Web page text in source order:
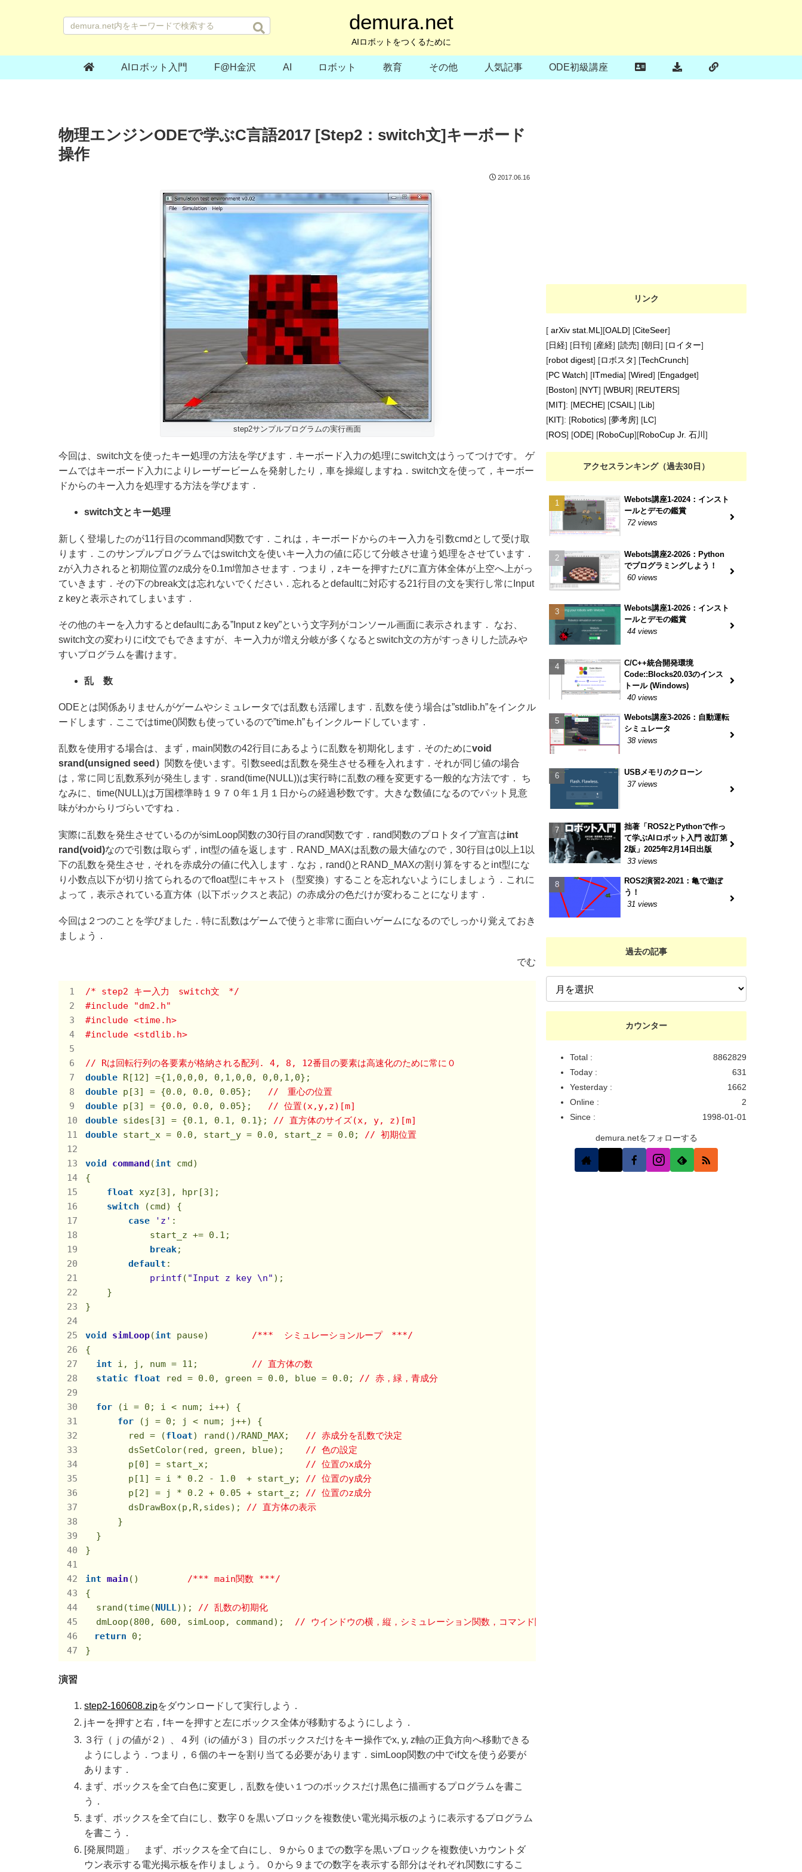
demura.net
AIロボットをつくるために
AIロボット入門 F@H金沢 AI ロボット 教育 その他 人気記事 ODE初級講座
物理エンジンODEで学ぶC言語2017 [Step2：switch文]キーボード
操作
2017.06.16
step2サンプルプログラムの実行画面
今回は、switch文を使ったキー処理の方法を学びます．キーボード入力の処理にswitch文はうってつけです。 ゲ
ームではキーボード入力によりレーザービームを発射したり，車を操縦しますね．switch文を使って，キーボー
ドからのキー入力を処理する方法を学びます．
switch文とキー処理
新しく登場したのが11行目のcommand関数です．これは，キーボードからのキー入力を引数cmdとして受け取
ります．このサンプルプログラムではswitch文を使いキー入力の値に応じて分岐させ違う処理をさせています．
zが入力されると初期位置のz成分を0.1m増加させます．つまり，zキーを押すたびに直方体全体が上空へ上がっ
ていきます．その下のbreak文は忘れないでください．忘れるとdefaultに対応する21行目の文を実行し常にInput
z keyと表示されてしまいます．
その他のキーを入力するとdefaultにある”Input z key”という文字列がコンソール画面に表示されます． なお、
switch文の変わりにif文でもできますが、キー入力が増え分岐が多くなるとswitch文の方がすっきりした読みや
すいプログラムを書けます。
乱 数
ODEとは関係ありませんがゲームやシミュレータでは乱数も活躍します．乱数を使う場合は”stdlib.h”をインクル
ードします．ここではtime()関数も使っているので”time.h”もインクルードしています．
乱数を使用する場合は、まず，main関数の42行目にあるように乱数を初期化します．そのためにvoid
srand(unsigned seed） 関数を使います。引数seedは乱数を発生させる種を入れます．それが同じ値の場合
は，常に同じ乱数系列が発生します．srand(time(NULL))は実行時に乱数の種を変更する一般的な方法です． ち
なみに、time(NULL)は万国標準時１９７０年１月１日からの経過秒数です。大きな数値になるのでパット見意
味がわからりづらいですね．
実際に乱数を発生させているのがsimLoop関数の30行目のrand関数です．rand関数のプロトタイプ宣言はint
rand(void)なので引数は取らず，int型の値を返します．RAND_MAXは乱数の最大値なので，30行目は0以上1以
下の乱数を発生させ，それを赤成分の値に代入します．なお，rand()とRAND_MAXの割り算をするとint型にな
り小数点以下が切り捨てられるのでfloat型にキャスト（型変換）することを忘れないようにしましょう．これに
よって，表示されている直方体（以下ボックスと表記）の赤成分の色だけが変わることになります．
今回は２つのことを学びました．特に乱数はゲームで使うと非常に面白いゲームになるのでしっかり覚えておき
ましょう．
でむ
/* step2 キー入力　switch文　*/
#include
"dm2.h"
#include <time.h>
#include <stdlib.h>
// Rは回転行列の各要素が格納される配列. 4, 8, 12番目の要素は高速化のために常に０
double R[12] ={1 , 0 , 0 , 0 , 0 , 1 , 0 , 0 , 0 , 0 , 1 , 0
double p[3] = {0.0 , 0.0 , 0.05}; //　重心の位置
double p[3] = {0.0 , 0.0 , 0.05}; // 位置(x,y,z)[m]
double sides[3] = {0.1 , 0.1 , 0.1}; // 直方体のサイズ(x, y, z)[m]
double start_x = 0.0 , start_y = 0.0 , start_z = 0.0 ; // 初期位置
void command (int cmd)
{
float xyz[3], hpr[3];
switch (cmd) {
case
'z' :
            start_z +=
0.1 ;
break;
default :
printf ( "Input z key \n" );
    }
}
void simLoop(int pause)
/***  シミュレーションループ　***/
{
int i, j, num = 11 ; // 直方体の数
static
float red = 0.0 , green = 0.0 , blue = 0.0 ; // 赤，緑，青成分
for (i = 0 ; i < num; i++) {
for (j = 0 ; j < num; j++) {
        red = (
float) rand()/RAND_MAX; // 赤成分を乱数で決定
        dsSetColor(red, green, blue);
// 色の設定
        p[
0] = start_x; // 位置のx成分
        p[
1] = i * 0.2 - 1.0
  + start_y;
// 位置のy成分
        p[
2] = j * 0.2 + 0.05 + start_z; // 位置のz成分
        dsDrawBox(p,R,sides);
// 直方体の表示
      }
  }
}
int main ()
/*** main関数 ***/
{
  srand(time(
NULL)); // 乱数の初期化
  dmLoop(
800 , 600 , simLoop, command); // ウインドウの横，縦，シミュレーション関数，コマンド関数
return
0 ;
}
演習
step2-160608.zipをダウンロードして実行しよう．
jキーを押すと右，fキーを押すと左にボックス全体が移動するようにしよう．
３行（ｊの値が２）、４列（iの値が３）目のボックスだけをキー操作でx, y, z軸の正負方向へ移動できる
ようにしよう．つまり，６個のキーを割り当てる必要があります．simLoop関数の中でif文を使う必要が
あります．
まず、ボックスを全て白色に変更し，乱数を使い１つのボックスだけ黒色に描画するプログラムを書こ
う．
まず、ボックスを全て白にし、数字０を黒いブロックを複数使い電光掲示板のように表示するプログラム
を書こう．
[発展問題」 まず、ボックスを全て白にし、９から０までの数字を黒いブロックを複数使いカウントダ
ウン表示する電光掲示板を作りましょう。０から９までの数字を表示する部分はそれぞれ関数にするこ
リンク
[ arXiv stat.ML ][OALD] [CiteSeer]
[日経] [日刊 ] [産経] [読売] [朝日] [ロイター]
[robot digest] [ロボスタ] [TechCrunch]
[PC Watch] [ITmedia] [Wired] [Engadget]
[Boston] [NYT] [WBUR] [REUTERS]
[MIT]: [MECHE] [CSAIL ] [Lib]
[KIT]: [Robotics] [夢考房] [LC]
[ROS] [ODE] [RoboCup][RoboCup Jr. 石川 ]
アクセスランキング（過去30日）
Webots講座1-2024：インスト
ールとデモの鑑賞
72 views
Webots講座2-2026：Python
でプログラミングしよう！
60 views
Webots講座1-2026：インスト
ールとデモの鑑賞
44 views
C/C++統合開発環境
Code::Blocks20.03のインス
トール (Windows)
40 views
Webots講座3-2026：自動運転
シミュレータ
38 views
USBメモリのクローン
37 views
拙著「ROS2とPythonで作っ
て学ぶAIロボット入門 改訂第
2版」2025年2月14日出版
33 views
ROS2演習2-2021：亀で遊ぼ
う！
31 views
過去の記事
カウンター
8862829
Total :
631
Today :
1662
Yesterday :
2
Online :
1998-01-01
Since :
demura.netをフォローする